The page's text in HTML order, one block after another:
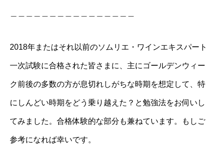
2018年またはそれ以前のソムリエ・ワインエキスパート
一次試験に合格された皆さまに、主にゴールデンウィー
ク前後の多数の方が息切れしがちな時期を想定して、特
にしんどい時期をどう乗り越えた？と勉強法をお伺いし
てみました。合格体験的な部分も兼ねています。もしご
参考になれば幸いです。